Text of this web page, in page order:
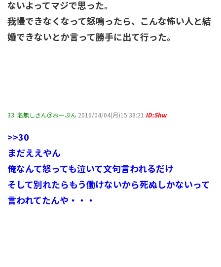
ないよってマジで思った。
我慢できなくなって怒鳴ったら、こんな怖い人と結
婚できないとか言って勝手に出て行った。
33: 名無しさん＠おーぷん 2016/04/04(月)15:38:21 ID:Shw
>>30
まだええやん
俺なんて怒っても泣いて文句言われるだけ
そして別れたらもう働けないから死ぬしかないって
言われてたんや・・・